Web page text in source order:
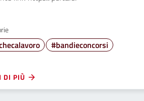
#bandieconcorsi
DI PIÙ